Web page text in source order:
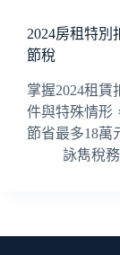
2024房租特
節稅
掌握2024租賃
件與特殊情形
節省最多18萬
詠雋稅務